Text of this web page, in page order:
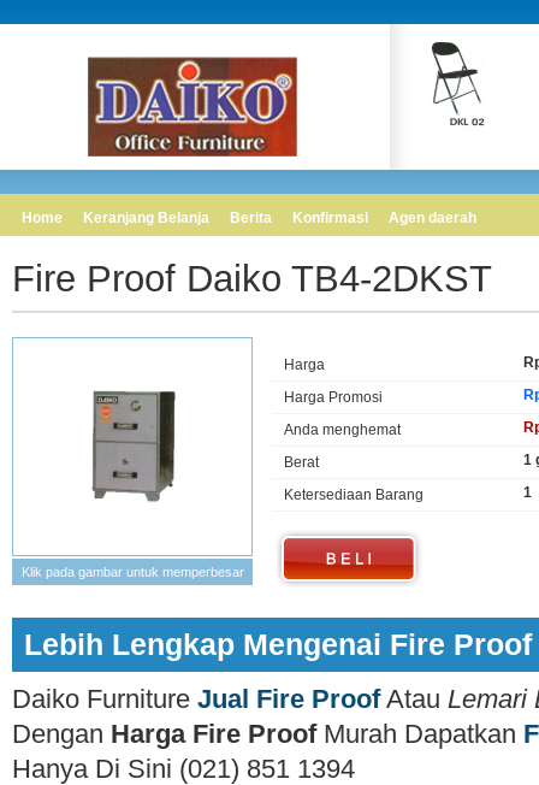
Home Keranjang Belanja Berita Konfirmasi Agen daerah
Fire Proof Daiko TB4-2DKST
Klik pada gambar untuk memperbesar
Harga
Harga Promosi
Anda menghemat
Berat 1
Ketersediaan Barang 1
Lebih Lengkap Mengenai Fire
Daiko Furniture Jual Fire ProofAtau Lemari
Dengan Harga Fire ProofMurah Dapatkan
Hanya Di Sini (021) 851 1394